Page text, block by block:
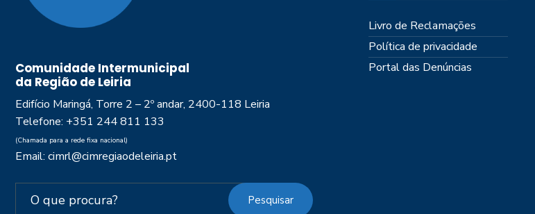
Comunidade Intermunicipal
da Região de Leiria
Edifício Maringá, Torre 2 – 2º andar, 2400-118 Leiria
Telefone: +351 244 811 133
(Chamada para a rede fixa nacional)
Email: cimrl@cimregiaodeleiria.pt
Pesquisar
Livro de Reclamações
Política de privacidade
Portal das Denúncias